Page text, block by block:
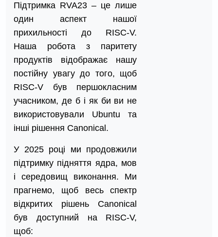
Підтримка RVA23 – це лише
один аспект нашої
прихильності до RISC-V.
Наша робота з паритету
продуктів відображає нашу
постійну увагу до того, щоб
RISC-V був першокласним
учасником, де б і як би ви не
використовували Ubuntu та
інші рішення Canonical.
У 2025 році ми продовжили
підтримку підняття ядра, мов
і середовищ виконання. Ми
прагнемо, щоб весь спектр
відкритих рішень Canonical
був доступний на RISC-V,
щоб: